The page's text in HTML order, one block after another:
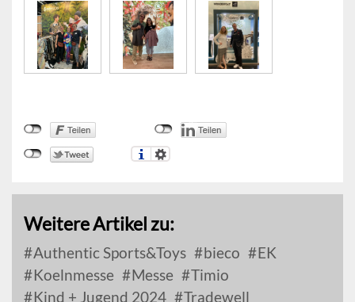
Weitere Artikel zu:
Authentic Sports&Toys bieco
EK
Koelnmesse
Messe
Timio
Kind + Jugend 2024
Tradewell